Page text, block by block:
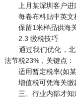
上月某深圳客户进
每卷布料贴中英文
保留1米样品供海
2.3 缴税技巧
通过我们优化，北
法节税23%，关键点：
适用暂定税率(如某
增值税可凭海关缴
三、行业内部才知